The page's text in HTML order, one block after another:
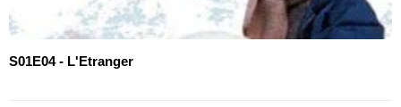
S01E04 - L'Etranger